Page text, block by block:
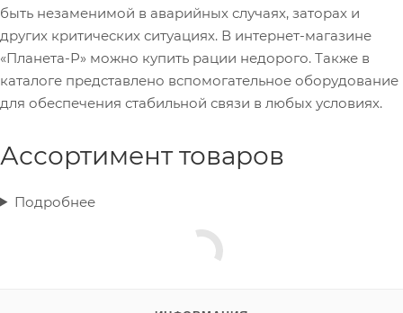
быть незаменимой в аварийных случаях, заторах и
других критических ситуациях. В интернет-магазине
«Планета-Р» можно купить рации недорого. Также в
каталоге представлено вспомогательное оборудование
для обеспечения стабильной связи в любых условиях.
Ассортимент товаров
Подробнее